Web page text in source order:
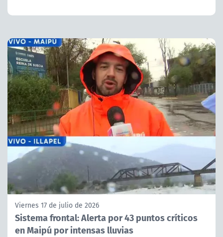
Viernes 17 de julio de 2026
Sistema frontal: Alerta por 43 puntos críticos
en Maipú por intensas lluvias